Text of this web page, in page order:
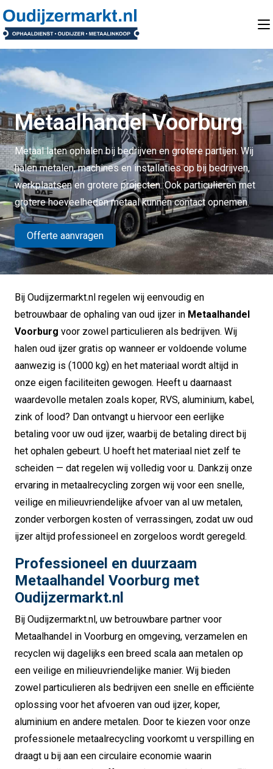
Metaalhandel Voorburg
Metaal laten ophalen bij bedrijven en grotere partijen. Wij
halen metalen, machines en installaties op bij bedrijven,
werkplaatsen en grotere projecten. Ook particulieren met
grotere hoeveelheden metaal kunnen contact opnemen.
Offerte aanvragen
Bij Oudijzermarkt.nl regelen wij eenvoudig en
betrouwbaar de ophaling van oud ijzer in Metaalhandel
Voorburg voor zowel particulieren als bedrijven. Wij
halen oud ijzer gratis op wanneer er voldoende volume
aanwezig is (1000 kg) en het materiaal wordt altijd in
onze eigen faciliteiten gewogen. Heeft u daarnaast
waardevolle metalen zoals koper, RVS, aluminium, kabel,
zink of lood? Dan ontvangt u hiervoor een eerlijke
betaling voor uw oud ijzer, waarbij de betaling direct bij
het ophalen gebeurt. U hoeft het materiaal niet zelf te
scheiden — dat regelen wij volledig voor u. Dankzij onze
ervaring in metaalrecycling zorgen wij voor een snelle,
veilige en milieuvriendelijke afvoer van al uw metalen,
zonder verborgen kosten of verrassingen, zodat uw oud
ijzer altijd professioneel en zorgeloos wordt geregeld.
Professioneel en duurzaam
Metaalhandel Voorburg met
Oudijzermarkt.nl
Bij Oudijzermarkt.nl, uw betrouwbare partner voor
Metaalhandel in Voorburg en omgeving, verzamelen en
recyclen wij dagelijks een breed scala aan metalen op
een veilige en milieuvriendelijke manier. Wij bieden
zowel particulieren als bedrijven een snelle en efficiënte
oplossing voor het afvoeren van oud ijzer, koper,
aluminium en andere metalen. Door te kiezen voor onze
professionele metaalrecycling voorkomt u verspilling en
draagt u bij aan een circulaire economie waarin